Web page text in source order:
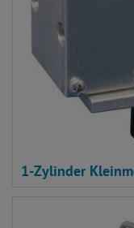
1-Zylinder